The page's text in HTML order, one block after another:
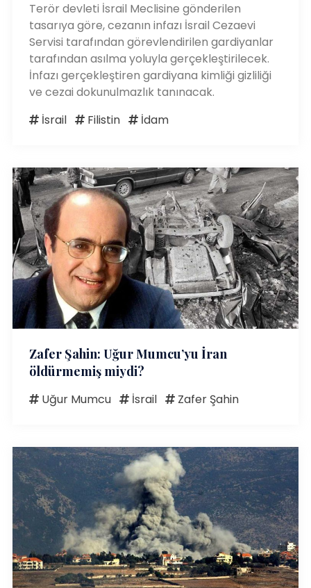
Terör devleti İsrail Meclisine gönderilen
tasarıya göre, cezanın infazı İsrail Cezaevi
Servisi tarafından görevlendirilen gardiyanlar
tarafından asılma yoluyla gerçekleştirilecek.
İnfazı gerçekleştiren gardiyana kimliği gizliliği
ve cezai dokunulmazlık tanınacak.
İsrail
Filistin İdam
Zafer Şahin: Uğur Mumcu’yu İran
öldürmemiş miydi?
Uğur Mumcu İsrail Zafer Şahin